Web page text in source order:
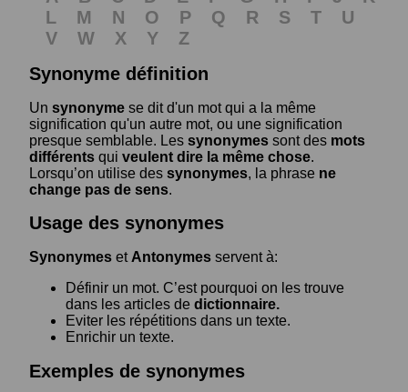
L
M N O P Q R S T
U
V
W X Y
Z
Synonyme définition
Un synonyme se dit d'un mot qui a la même
signification qu'un autre mot, ou une signification
presque semblable. Les synonymes sont des mots
différents qui veulent dire la même chose.
Lorsqu’on utilise des synonymes, la phrase ne
change pas de sens.
Usage des synonymes
Synonymes et Antonymes servent à:
Définir un mot. C’est pourquoi on les trouve
dans les articles de dictionnaire.
Eviter les répétitions dans un texte.
Enrichir un texte.
Exemples de synonymes